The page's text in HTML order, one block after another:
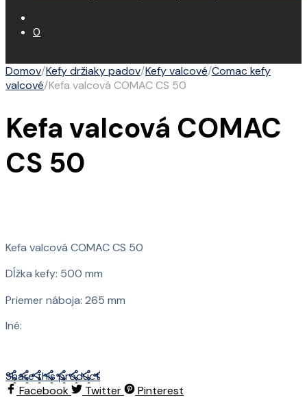
0
Domov/Kefy držiaky padov/Kefy valcové/Comac kefy
valcové/Kefa valcová COMAC CS 50
Kefa valcová COMAC
CS 50
Kefa valcová COMAC CS 50
Dĺžka kefy: 500 mm
Priemer náboja: 265 mm
Iné:
Share this product
Facebook
Twitter Pinterest